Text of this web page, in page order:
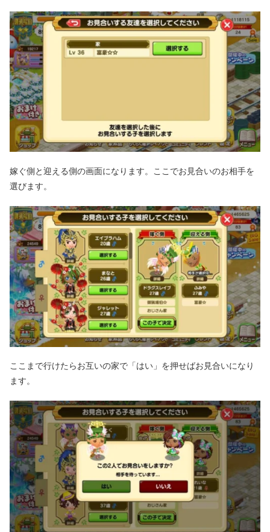
嫁ぐ側と迎える側の画面になります。ここでお見合いのお相手を
選びます。
ここまで行けたらお互いの家で「はい」を押せばお見合いになり
ます。